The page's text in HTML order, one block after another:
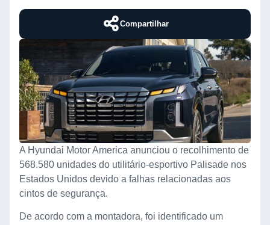
Compartilhar
A Hyundai Motor America anunciou o recolhimento de
568.580 unidades do utilitário-esportivo Palisade nos
Estados Unidos devido a falhas relacionadas aos
cintos de segurança.
De acordo com a montadora, foi identificado um